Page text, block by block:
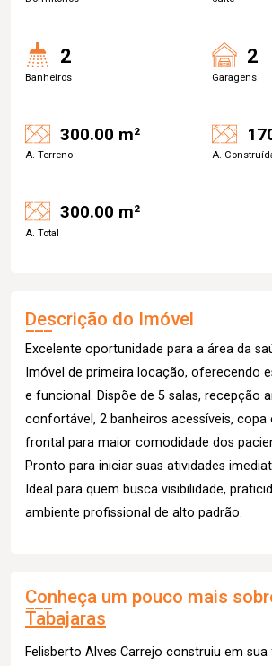
2
Banheiros
2
Garagens
300.00 m²
A. Terreno A.
300.00 m²
A. Total
Descrição do Imóvel
Excelente oportunidade para a área da
Imóvel de primeira locação, oferecendo
e funcional. Dispõe de 5 salas, recepção
confortável, 2 banheiros acessíveis,
frontal para maior comodidade dos
Pronto para iniciar suas atividades
Ideal para quem busca visibilidade,
ambiente profissional de alto padrão.
Conheça um pouco mais
Tabajaras
Felisberto Alves Carrejo construiu em